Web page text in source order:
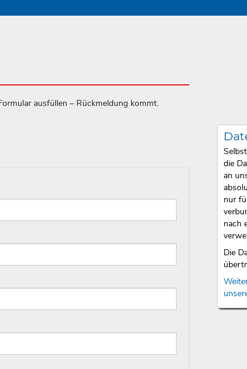
die
an
nur
nach
Die
ausfüllen – Rückmeldung kommt.